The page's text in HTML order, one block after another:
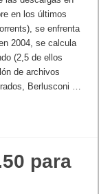
en los últimos
se enfrenta
2004, se calcula
(2,5 de ellos
de archivos
Berlusconi …
para